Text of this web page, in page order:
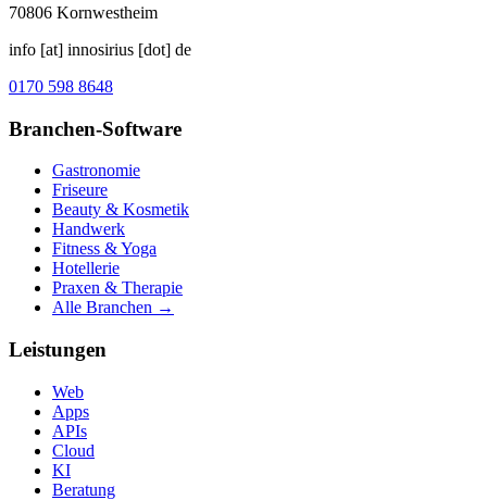
70806 Kornwestheim
info [at] innosirius [dot] de
0170 598 8648
Branchen-Software
Gastronomie
Friseure
Beauty & Kosmetik
Handwerk
Fitness & Yoga
Hotellerie
Praxen & Therapie
Alle Branchen →
Leistungen
Web
Apps
APIs
Cloud
KI
Beratung